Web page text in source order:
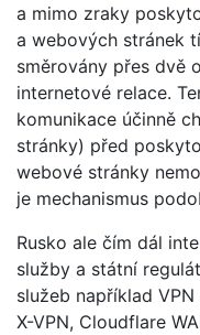
a mimo zraky
a webových stránek
směrovány přes dvě
internetové relace.
komunikace účinně
stránky) před
webové stránky
je mechanismus
Rusko ale čím dál
služby a státní
služeb například
X-VPN, Cloudflare